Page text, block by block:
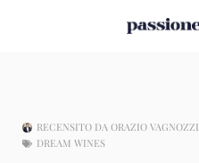
RECENSITO DA ORAZIO VAGNOZZI
DREAM WINES